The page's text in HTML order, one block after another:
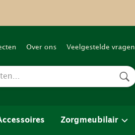
Zorgmeubilair
Over ons Veelgestelde vragen